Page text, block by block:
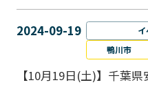
2024-09-19
鴨川市
【10月19日(土)】千葉